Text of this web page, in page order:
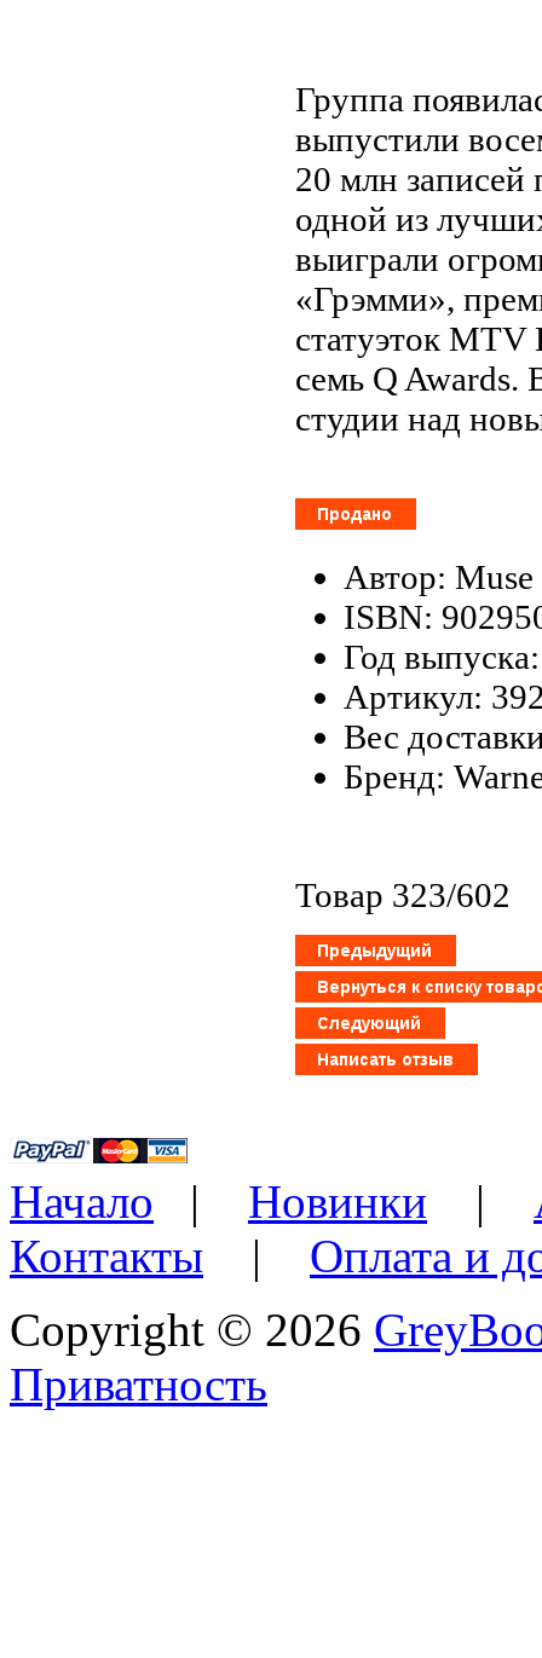
Группа
выпустили
20 млн записей
одной из
выиграли
«Грэмми»,
статуэток
семь Q Awards.
студии над
Автор: Muse
ISBN:
Год
Артикул:
Вес
Бренд:
Товар 323/602
Начало | Новинки |
Контакты | Оплата и
Copyright © 2026
Приватность